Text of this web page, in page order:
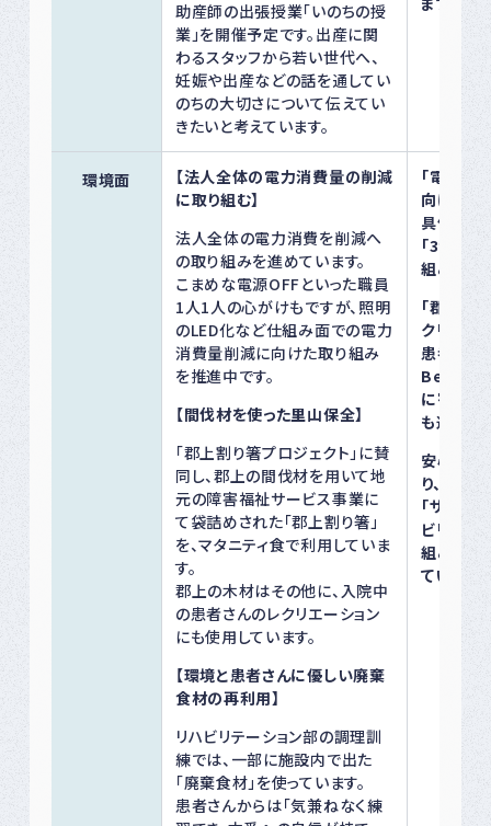
助産師の出張授業「いのちの授
業」を開催予定です。出産に関
わるスタッフから若い世代へ、
妊娠や出産などの話を通してい
のちの大切さについて伝えてい
きたいと考えています。
環境面
【法人全体の電力消費量の削減
に取り組む】
法人全体の電力消費を削減へ
の取り組みを進めています。
こまめな電源OFFといった職員
1人1人の心がけもですが、照明
のLED化など仕組み面での電力
消費量削減に向けた取り組み
を推進中です。
【間伐材を使った里山保全】
「郡上割り箸プロジェクト」に賛
同し、郡上の間伐材を用いて地
元の障害福祉サービス事業に
て袋詰めされた「郡上割り箸」
を、マタニティ食で利用していま
す。
郡上の木材はその他に、入院中
の患者さんのレクリエーション
にも使用しています。
【環境と患者さんに優しい廃棄
食材の再利用】
リハビリテーション部の調理訓
練では、一部に施設内で出た
「廃棄食材」を使っています。
患者さんからは「気兼ねなく練
「電力消
向け、取
具体的な
「3%減」
組みを進
「郡上の
クリエー
患者さ
Being向
に寄与す
も進めて
安心感や
り、
「サステ
ビリテー
組みを、
ていきま